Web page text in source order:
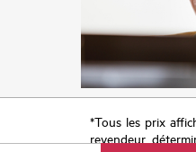
*Tous les prix
revendeur